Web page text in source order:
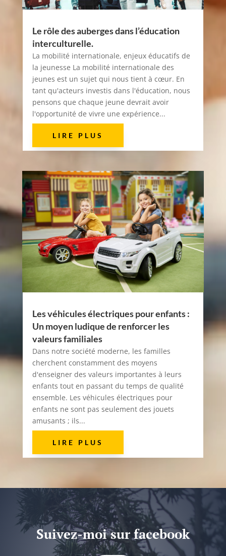
Le rôle des auberges dans l’éducation
interculturelle.
La mobilité internationale, enjeux éducatifs de
la jeunesse La mobilité internationale des
jeunes est un sujet qui nous tient à cœur. En
tant qu'acteurs investis dans l'éducation, nous
pensons que chaque jeune devrait avoir
l'opportunité de vivre une expérience...
LIRE PLUS
Les véhicules électriques pour enfants :
Un moyen ludique de renforcer les
valeurs familiales
Dans notre société moderne, les familles
cherchent constamment des moyens
d'enseigner des valeurs importantes à leurs
enfants tout en passant du temps de qualité
ensemble. Les véhicules électriques pour
enfants ne sont pas seulement des jouets
amusants ; ils...
LIRE PLUS
Suivez-moi sur facebook